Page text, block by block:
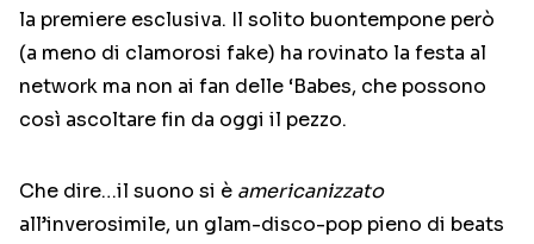
la premiere esclusiva. Il solito buontempone però
(a meno di clamorosi fake) ha rovinato la festa al
network ma non ai fan delle ‘Babes, che possono
così ascoltare fin da oggi il pezzo.
Che dire…il suono si è americanizzato
all’inverosimile, un glam-disco-pop pieno di beats